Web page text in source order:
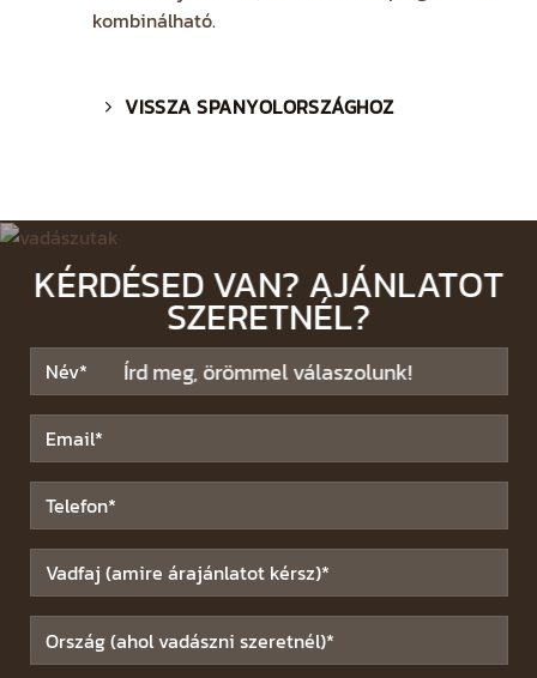
kombinálható.
VISSZA SPANYOLORSZÁGHOZ
KÉRDÉSED VAN? AJÁNLATOT
SZERETNÉL?
Írd meg, örömmel válaszolunk!